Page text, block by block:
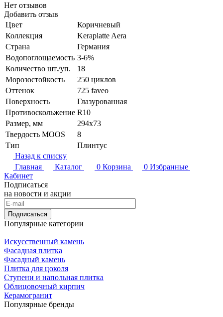
Нет отзывов
Добавить отзыв
Цвет
Коричневый
Коллекция
Keraplatte Aera
Страна
Германия
Водопоглощаемость 3-6%
Количество шт./уп.
18
Морозостойкость
250 циклов
Оттенок
725 faveo
Поверхность
Глазурованная
Противоскольжение R10
Размер, мм
294x73
Твердость MOOS
8
Тип
Плинтус
Назад к списку
Главная
Каталог 0 Корзина 0 Избранные
Кабинет
Подписаться
на новости и акции
Подписаться
Популярные категории
Искусственный камень
Фасадная плитка
Фасадный камень
Плитка для цоколя
Ступени и напольная плитка
Облицовочный кирпич
Керамогранит
Популярные бренды